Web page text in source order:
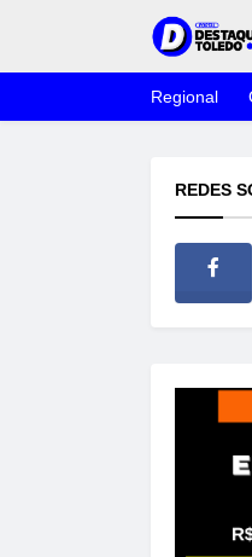
Regional
REDES